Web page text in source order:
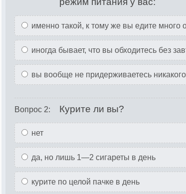
именно такой, к тому же вы едите много
иногда бывает, что вы обходитесь без
вы вообще не придерживаетесь
Вопрос 2: Курите ли вы?
нет
да, но лишь 1—2 сигареты в день
курите по целой пачке в день